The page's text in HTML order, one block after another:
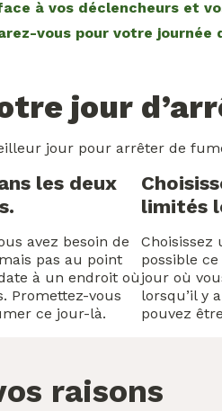
à vos déclencheurs et
vous pour votre journée
jour
jour pour arrêter de
les deux
avez besoin de
pas au point
à un endroit où
Promettez-vous
ce jour-là.
limités
possible
jour où
lorsqu’il y
pouvez
raisons